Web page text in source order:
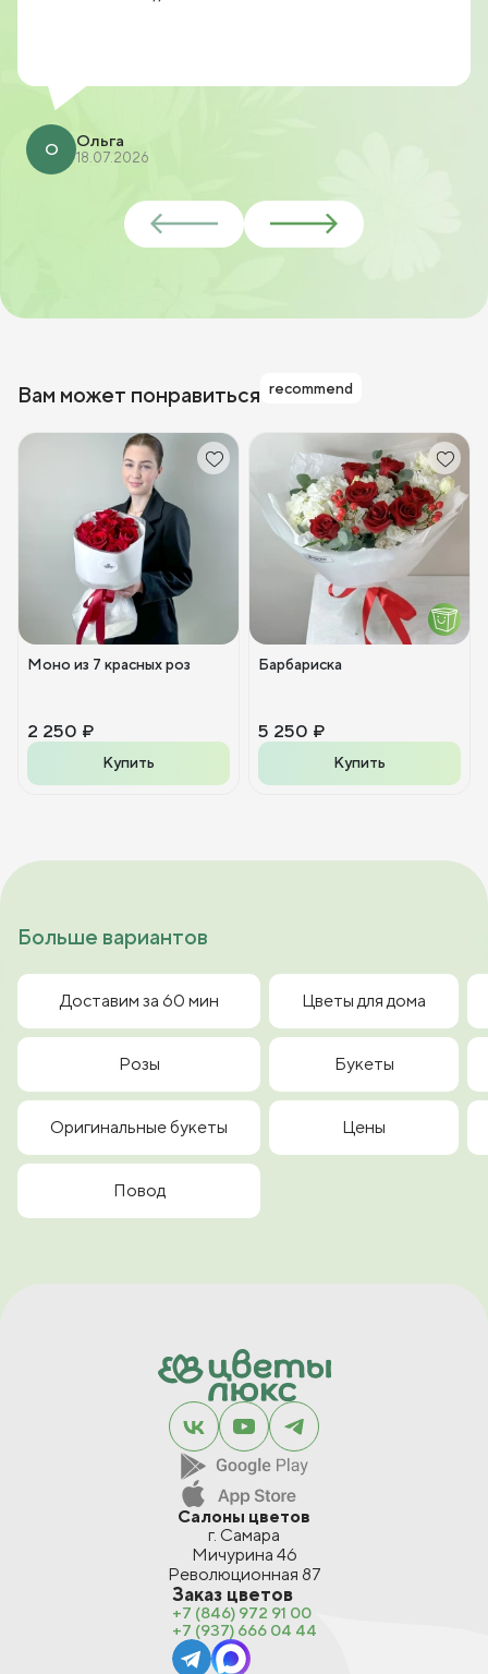
О Ольга
18.07.2026
Вам может понравиться recommend
Моно из 7 красных роз
2 250 ₽
Купить
Барбариска
5 250 ₽
Купить
Больше вариантов
Доставим за 60 мин Цветы для дома
Розы Букеты
Оригинальные букеты Цены
Повод
Салоны цветов
г. Самара
Мичурина 46
Революционная 87
Заказ цветов
+7 (846) 972 91 00
+7 (937) 666 04 44